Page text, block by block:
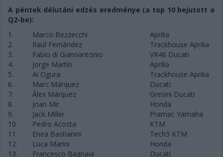
A péntek délutáni edzés eredménye (a top 10 bejutott a
Q2-be):
1.
Marco Bezzecchi
Aprilia
2.
Raúl Fernández
Trackhouse Aprilia
3.
Fabio di Giannantonio
VR46 Ducati
4.
Jorge Martín
Aprilia
5.
Ai Ogura
Trackhouse Aprilia
6.
Marc Márquez
Ducati
7.
Álex Márquez
Gresini Ducati
8.
Joan Mir
Honda
9.
Jack Miller
Pramac Yamaha
10.
Pedro Acosta
KTM
11.
Enea Bastianini
Tech3 KTM
12.
Luca Marini
Honda
13.
Francesco Bagnaia
Ducati